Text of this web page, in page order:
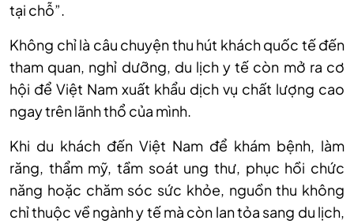
tại chỗ”.
Không chỉ là câu chuyện thu hút khách quốc tế đến
tham quan, nghỉ dưỡng, du lịch y tế còn mở ra cơ
hội để Việt Nam xuất khẩu dịch vụ chất lượng cao
ngay trên lãnh thổ của mình.
Khi du khách đến Việt Nam để khám bệnh, làm
răng, thẩm mỹ, tầm soát ung thư, phục hồi chức
năng hoặc chăm sóc sức khỏe, nguồn thu không
chỉ thuộc về ngành y tế mà còn lan tỏa sang du lịch,